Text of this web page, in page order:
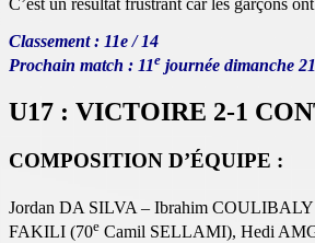
Classement : 11e / 14
Prochain match : 11e journée dimanche
U17 : VICTOIRE 2-1
COMPOSITION D’ÉQUIPE :
Jordan DA SILVA – Ibrahim
FAKILI (70e Camil SELLAMI), Hedi